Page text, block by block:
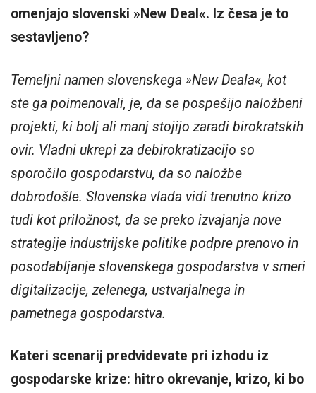
omenjajo slovenski »New Deal«. Iz česa je to
sestavljeno?
Temeljni namen slovenskega »New Deala«, kot
ste ga poimenovali, je, da se pospešijo naložbeni
projekti, ki bolj ali manj stojijo zaradi birokratskih
ovir. Vladni ukrepi za debirokratizacijo so
sporočilo gospodarstvu, da so naložbe
dobrodošle. Slovenska vlada vidi trenutno krizo
tudi kot priložnost, da se preko izvajanja nove
strategije industrijske politike podpre prenovo in
posodabljanje slovenskega gospodarstva v smeri
digitalizacije, zelenega, ustvarjalnega in
pametnega gospodarstva.
Kateri scenarij predvidevate pri izhodu iz
gospodarske krize: hitro okrevanje, krizo, ki bo